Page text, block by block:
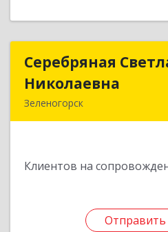
Серебряная
Николаевна
Зеленогорск
Клиентов на
Отправить
Отправить